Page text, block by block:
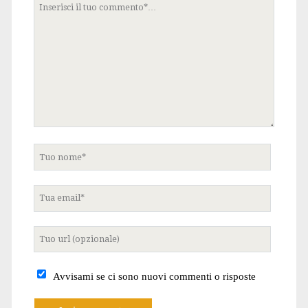
commento
nome
email
sito
Avvisami se ci sono nuovi commenti o risposte